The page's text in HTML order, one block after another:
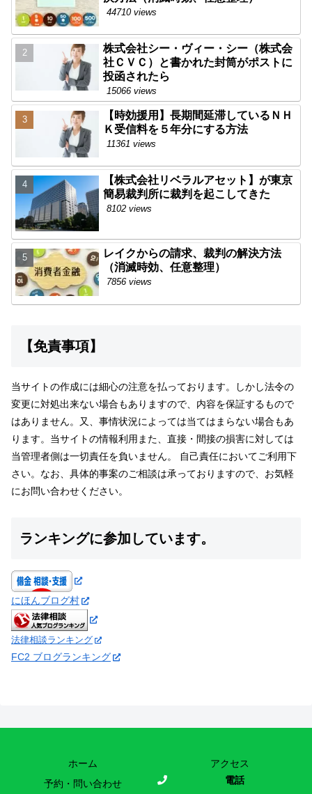
44710 views
株式会社シー・ヴィー・シー（株式会
社ＣＶＣ）と書かれた封筒がポストに
投函されたら
15066 views
【時効援用】長期間延滞しているＮＨ
Ｋ受信料を５年分にする方法
11361 views
【株式会社リベラルアセット】が東京
簡易裁判所に裁判を起こしてきた
8102 views
レイクからの請求、裁判の解決方法
（消滅時効、任意整理）
7856 views
【免責事項】
当サイトの作成には細心の注意を払っております。しかし法令の
変更に対処出来ない場合もありますので、内容を保証するもので
はありません。又、事情状況によっては当てはまらない場合もあ
ります。当サイトの情報利用また、直接・間接の損害に対しては
当管理者側は一切責任を負いません。 自己責任においてご利用下
さい。なお、具体的事案のご相談は承っておりますので、お気軽
にお問い合わせください。
ランキングに参加しています。
にほんブログ村
法律相談ランキング
FC2 ブログランキング
ホーム
アクセス
予約・問い合わせ
電話